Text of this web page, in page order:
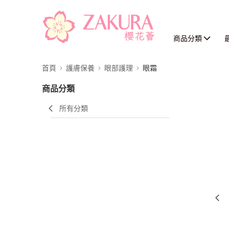
商品分類
首頁 護膚保養 眼部護理 眼霜
商品分類
所有分類